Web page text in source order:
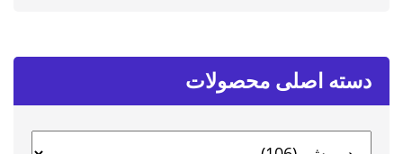
دسته‌ اصلی محصولات